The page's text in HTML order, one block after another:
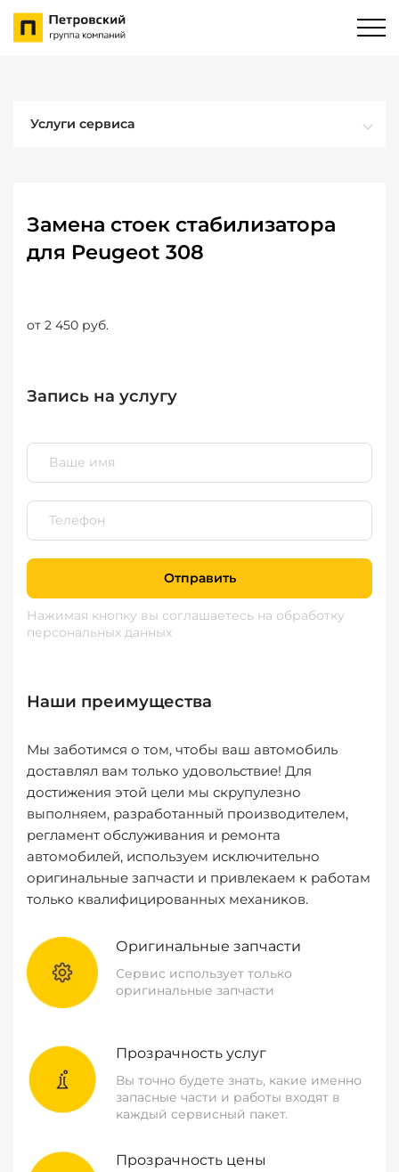
Услуги сервиса
Замена стоек стабилизатора
для Peugeot 308
от 2 450 руб.
Запись на услугу
Отправить
Нажимая кнопку вы соглашаетесь на обработку
персональных данных
Наши преимущества
Мы заботимся о том, чтобы ваш автомобиль
доставлял вам только удовольствие! Для
достижения этой цели мы скрупулезно
выполняем, разработанный производителем,
регламент обслуживания и ремонта
автомобилей, используем исключительно
оригинальные запчасти и привлекаем к работам
только квалифицированных механиков.
Оригинальные запчасти
Сервис использует только
оригинальные запчасти
Прозрачность услуг
Вы точно будете знать, какие именно
запасные части и работы входят в
каждый сервисный пакет.
Прозрачность цены